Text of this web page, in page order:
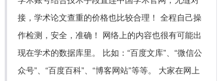
接，学术论文查重的价格也比较合理！ 全程自己操
作检测，安全，准确！ 网络上的内容也很有可能出
现在学术的数据库里。 比如：“百度文库”、“微信公
众号”、“百度百科”、“博客网站”等等。 大家在网上